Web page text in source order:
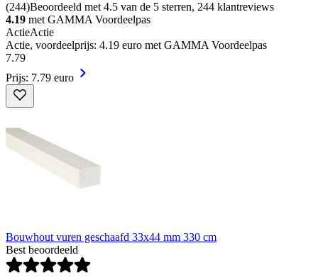
(244)Beoordeeld met 4.5 van de 5 sterren, 244 klantreviews
4.19 met GAMMA Voordeelpas
ActieActie
Actie, voordeelprijs: 4.19 euro met GAMMA Voordeelpas
7.79
Prijs: 7.79 euro
Bouwhout vuren geschaafd 33x44 mm 330 cm
Best beoordeeld